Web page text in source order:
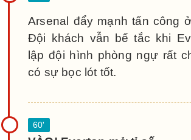
Arsenal đẩy mạnh tấn công
Đội khách vẫn bế tắc khi
lập đội hình phòng ngự rất
có sự bọc lót tốt.